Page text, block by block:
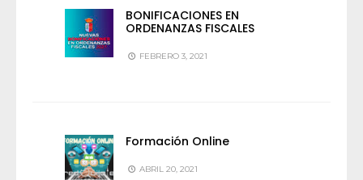
BONIFICACIONES EN
ORDENANZAS FISCALES
FEBRERO 3, 2021
Formación Online
ABRIL 20, 2021